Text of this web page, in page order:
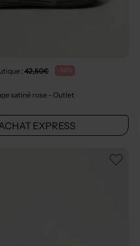
: 42,50€ -50%
satiné rose - Outlet
EXPRESS